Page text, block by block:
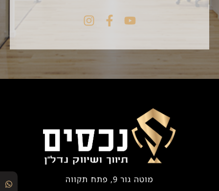
מוטה גור 9, פתח תקווה